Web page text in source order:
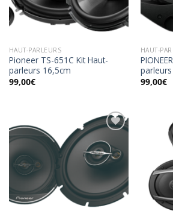
wishlist
HAUT-PARLEURS
Pioneer TS-651C Kit Haut-
parleurs 16,5cm
99,00€
HAUT-
99,00€
Ajouter
wishlist